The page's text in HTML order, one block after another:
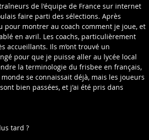
de l'équipe de France sur internet
faire parti des sélections. Après
pour montrer au coach comment je joue, et
en avril. Les coachs, particulièrement
accueillants. Ils m’ont trouvé un
pour que je puisse aller au lycée local
la terminologie du frisbee en français,
se connaissait déjà, mais les joueurs
bien passées, et j'ai été pris dans
tard ?